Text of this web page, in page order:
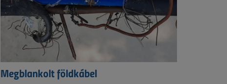
Megblankolt földkábel